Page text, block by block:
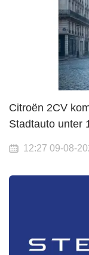
Citroën 2CV
Stadtauto unter
12:27 09-08-